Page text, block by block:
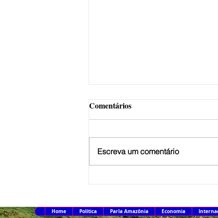
Alepa adota normas técnicas
durante período eleitoral
Comentários
Escreva um comentário
Home Política Parla Amazônia Economia